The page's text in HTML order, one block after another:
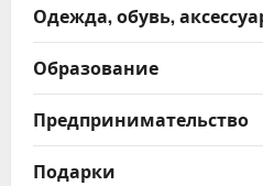
Одежда, обувь,
Образование
Предпринимательство
Подарки